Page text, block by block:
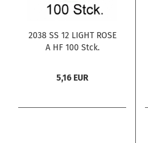
2038 SS 12 LIGHT ROSE
A HF 100 Stck.
5,16 EUR